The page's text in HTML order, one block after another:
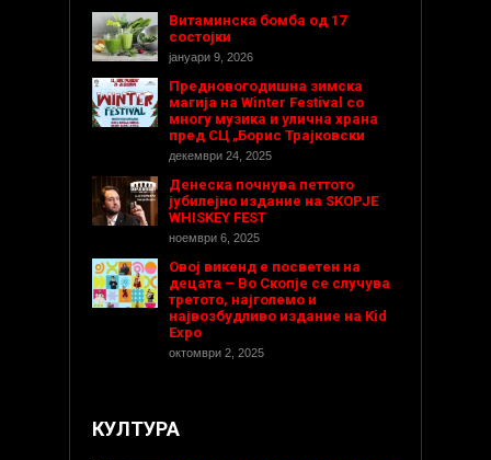
Витаминска бомба од 17
состојки
јануари 9, 2026
Предновогодишнa зимска
магија на Winter Festival со
многу музика и улична храна
пред СЦ „Борис Трајковски
декември 24, 2025
Денеска почнува петтото
јубилејно издание на SKOPJE
WHISKEY FEST
ноември 6, 2025
Овој викенд е посветен на
децата – Во Скопје се случува
третото, најголемо и
највозбудливо издание на Kid
Expo
октомври 2, 2025
КУЛТУРА